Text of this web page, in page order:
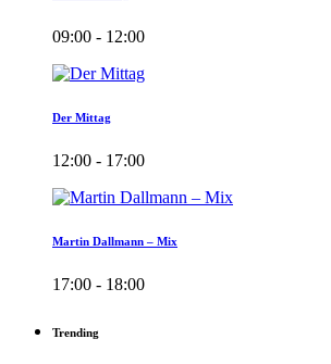
09:00 - 12:00
Der Mittag
12:00 - 17:00
Martin Dallmann – Mix
17:00 - 18:00
Trending